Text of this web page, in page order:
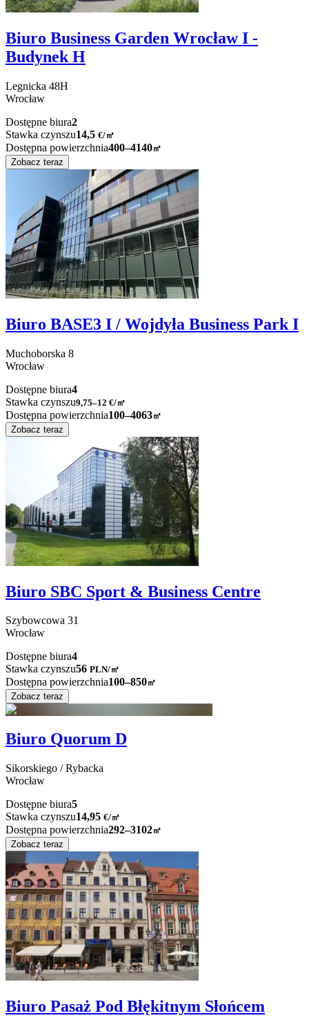
Biuro Business Garden Wrocław I -
Budynek H
Legnicka 48H
Wrocław
Dostępne biura2
Stawka czynszu14,5 €/㎡
Dostępna powierzchnia400–4140㎡
Zobacz teraz
Biuro BASE3 I / Wojdyła Business Park I
Muchoborska 8
Wrocław
Dostępne biura4
Stawka czynszu9,75–12 €/㎡
Dostępna powierzchnia100–4063㎡
Zobacz teraz
Biuro SBC Sport & Business Centre
Szybowcowa 31
Wrocław
Dostępne biura4
Stawka czynszu56 PLN/㎡
Dostępna powierzchnia100–850㎡
Zobacz teraz
Biuro Quorum D
Sikorskiego / Rybacka
Wrocław
Dostępne biura5
Stawka czynszu14,95 €/㎡
Dostępna powierzchnia292–3102㎡
Zobacz teraz
Biuro Pasaż Pod Błękitnym Słońcem